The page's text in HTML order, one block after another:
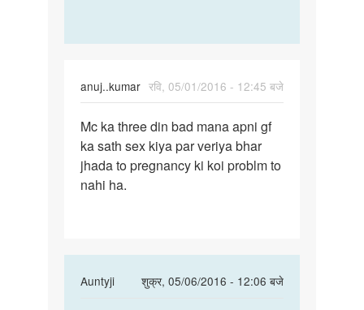
anuj..kumar रवि, 05/01/2016 - 12:45 बजे
Mc
ka
three
din
Mc ka three din bad mana apni gf
ka sath sex kiya par veriya bhar
jhada to pregnancy ki koi problm to
nahi ha.
Auntyji
शुक्र, 05/06/2016 - 12:06 बजे
In